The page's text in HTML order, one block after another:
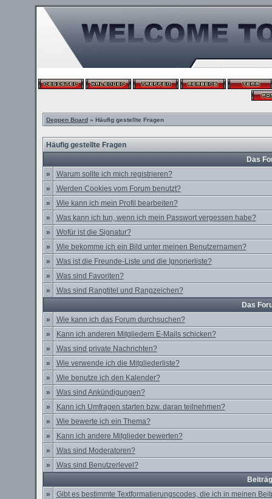
Deppen Board» Häufig gestellte Fragen
Häufig gestellte Fragen
Das
»
Warum sollte ich mich registrieren?
»
Werden Cookies vom Forum benutzt?
»
Wie kann ich mein Profil bearbeiten?
»
Was kann ich tun, wenn ich mein Passwort vergessen habe?
»
Wofür ist die Signatur?
»
Wie bekomme ich ein Bild unter meinen Benutzernamen?
»
Was ist die Freunde-Liste und die Ignorierliste?
»
Was sind Favoriten?
»
Was sind Rangtitel und Rangzeichen?
Das
»
Wie kann ich das Forum durchsuchen?
»
Kann ich anderen Mitgliedern E-Mails schicken?
»
Was sind private Nachrichten?
»
Wie verwende ich die Mitgliederliste?
»
Wie benutze ich den Kalender?
»
Was sind Ankündigungen?
»
Kann ich Umfragen starten bzw. daran teilnehmen?
»
Wie bewerte ich ein Thema?
»
Kann ich andere Mitglieder bewerten?
»
Was sind Moderatoren?
»
Was sind Benutzerlevel?
»
Gibt es bestimmte Textformatierungscodes, die ich in meinen